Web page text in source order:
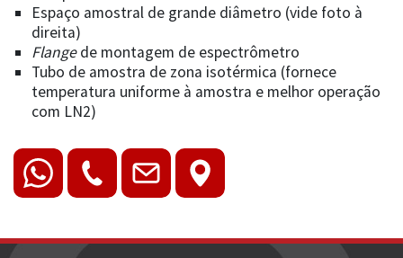
Espaço amostral de grande diâmetro (vide foto à
direita)
Flangede montagem de espectrômetro
Tubo de amostra de zona isotérmica (fornece
temperatura uniforme à amostra e melhor operação
com LN2)